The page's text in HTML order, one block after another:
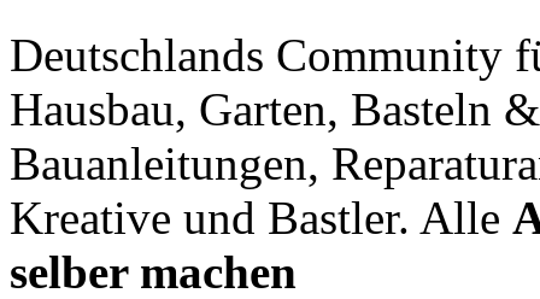
Deutschlands Community
Hausbau, Garten, Basteln
Bauanleitungen,
Kreative und Bastler. Alle
selber machen